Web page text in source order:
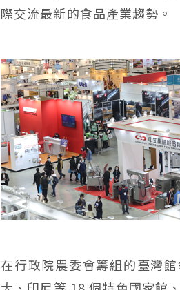
際交流最新的食品產業趨勢。
在行政院農委會籌組的臺灣